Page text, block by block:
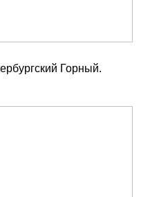
Горный.